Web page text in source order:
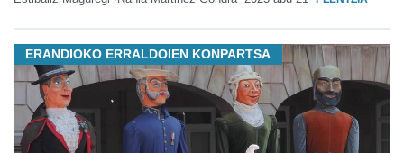
ERANDIOKO ERRALDOIEN KONPARTSA